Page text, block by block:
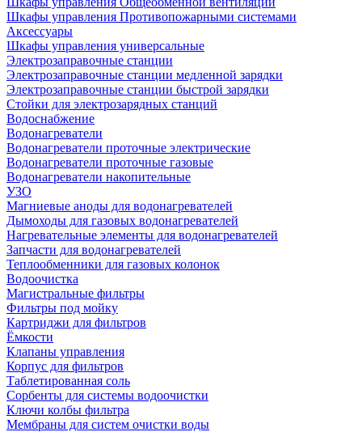
Шкафы управления Противопожарными системами
Аксессуары
Шкафы управления универсальные
Электрозаправочные станции
Электрозаправочные станции медленной зарядки
Электрозаправочные станции быстрой зарядки
Стойки для электрозарядных станций
Водоснабжение
Водонагреватели
Водонагреватели проточные электрические
Водонагреватели проточные газовые
Водонагреватели накопительные
УЗО
Магниевые аноды для водонагревателей
Дымоходы для газовых водонагревателей
Нагревательные элементы для водонагревателей
Запчасти для водонагревателей
Теплообменники для газовых колонок
Водоочистка
Магистральные фильтры
Фильтры под мойку
Картриджи для фильтров
Ёмкости
Клапаны управления
Корпус для фильтров
Таблетированная соль
Сорбенты для системы водоочистки
Ключи колбы фильтра
Мембраны для систем очистки воды